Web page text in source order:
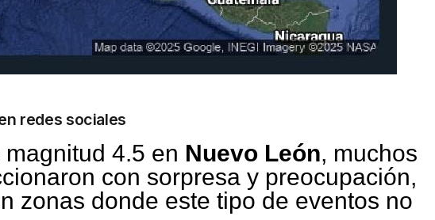
redes sociales
4.5 en Nuevo León, muchos
con sorpresa y preocupación,
zonas donde este tipo de eventos no